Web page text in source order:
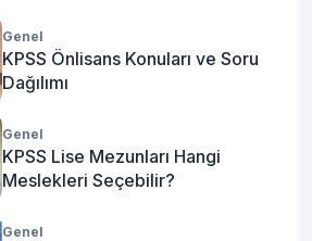
Genel
KPSS Önlisans Konuları ve Soru
Dağılımı
Genel
KPSS Lise Mezunları Hangi
Meslekleri Seçebilir?
Genel